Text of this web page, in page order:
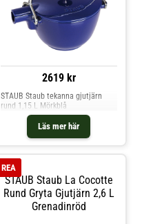
2619 kr
Läs mer här
STAUB Staub tekanna gjutjärn
rund 1,15 L Mörkblå
STAUB Staub La Cocotte
Rund Gryta Gjutjärn 2,6 L
Grenadinröd
REA